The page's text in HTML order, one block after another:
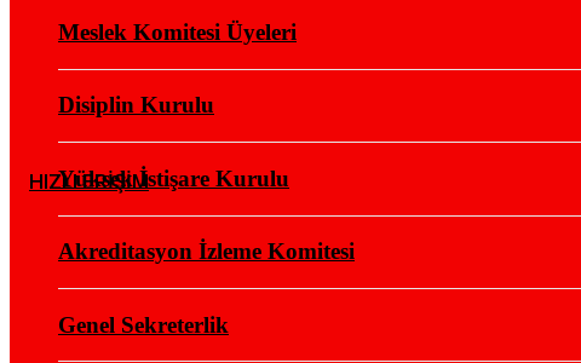
HIZLI ERİŞİM
Meslek Komitesi Üyeleri
Disiplin Kurulu
Yüksek İstişare Kurulu
Akreditasyon İzleme Komitesi
Genel Sekreterlik